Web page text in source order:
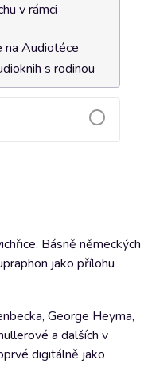
v rámci
na Audiotéce
s rodinou
Básně německých
jako přílohu
George Heyma,
a dalších v
digitálně jako